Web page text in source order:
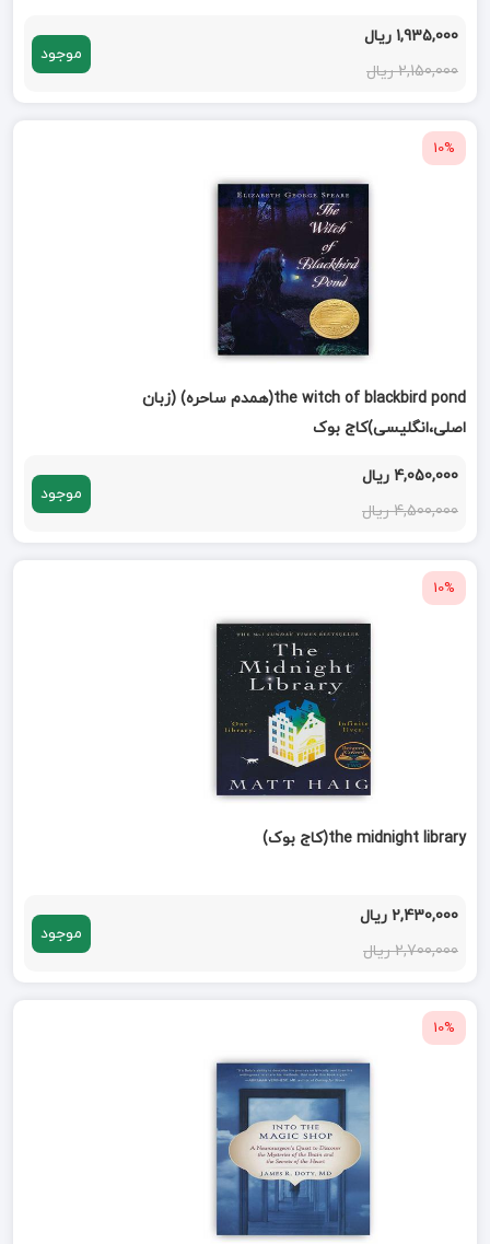
1,935,000 ریال
2,150,000 ریال
موجود
10%
the witch of blackbird pond(همدم ساحره) (زبان
اصلی،انگلیسی)کاج بوک
4,050,000 ریال
4,500,000 ریال
موجود
10%
the midnight library(کاج بوک)
2,430,000 ریال
2,700,000 ریال
موجود
10%